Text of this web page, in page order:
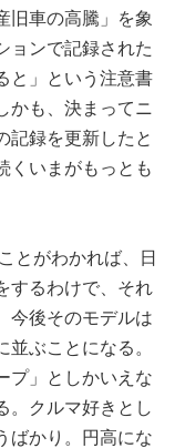
旧車の高騰」を象
ョンで記録された
と」という注意書
かも、決まってニ
記録を更新したと
くいまがもっとも
とがわかれば、日
するわけで、それ
今後そのモデルは
ぶことになる。
プ」としかいえな
。クルマ好きとし
ばかり。円高にな